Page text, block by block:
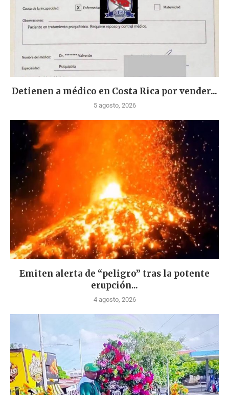
Detienen a médico en Costa Rica por vender...
5 agosto, 2026
Emiten alerta de “peligro” tras la potente
erupción...
4 agosto, 2026